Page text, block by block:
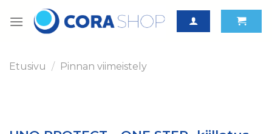
Etusivu / Pinnan viimeistely